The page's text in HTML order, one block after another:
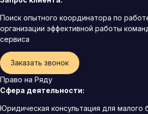
Поиск опытного координатора по
организации эффективной работы
сервиса
Заказать звонок
Право на Ряду
Сфера деятельности:
Юридическая консультация для малого